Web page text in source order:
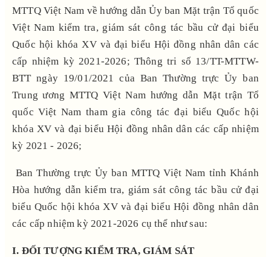
MTTQ Việt Nam về hướng dẫn Ủy ban Mặt trận Tổ quốc
Việt Nam kiểm tra, giám sát công tác bầu cử đại biểu
Quốc hội khóa XV và đại biểu Hội đồng nhân dân các
cấp nhiệm kỳ 2021-2026; Thông tri số 13/TT-MTTW-
BTT ngày 19/01/2021 của Ban Thường trực Ủy ban
Trung ương MTTQ Việt Nam hướng dẫn Mặt trận Tổ
quốc Việt Nam tham gia công tác đại biểu Quốc hội
khóa XV và đại biểu Hội đồng nhân dân các cấp nhiệm
kỳ 2021 - 2026;
Ban Thường trực Ủy ban MTTQ Việt Nam tỉnh Khánh
Hòa hướng dẫn kiểm tra, giám sát công tác bầu cử đại
biểu Quốc hội khóa XV và đại biểu Hội đồng nhân dân
các cấp nhiệm kỳ 2021-2026 cụ thể như sau:
I. ĐỐI TƯỢNG KIỂM TRA, GIÁM SÁT